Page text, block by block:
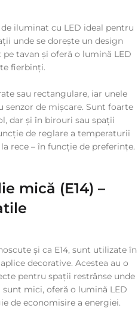
iluminat cu LED ideal pentru
unde se dorește un design
tavan și oferă o lumină LED
fierbinți.
sau rectangulare, iar unele
senzor de mișcare. Sunt foarte
dar și în birouri sau spații
de reglare a temperaturii
rece – în funcție de preferințe.
mică (E14) –
și ca E14, sunt utilizate în
decorative. Acestea au o
pentru spații restrânse unde
mici, oferă o lumină LED
de economisire a energiei.